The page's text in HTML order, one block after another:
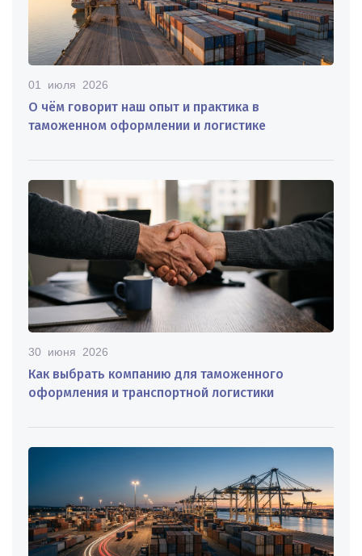
01 июля 2026
О чём говорит наш опыт и практика в
таможенном оформлении и логистике
30 июня 2026
Как выбрать компанию для таможенного
оформления и транспортной логистики